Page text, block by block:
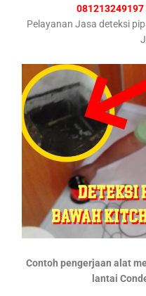
Pelayanan Jasa deteksi
Contoh pengerjaan alat
lantai